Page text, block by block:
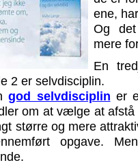
ene,
Og
mere
En
2 er selvdisciplin.
god selvdisciplin er
om at vælge at
større og mere
opgave.